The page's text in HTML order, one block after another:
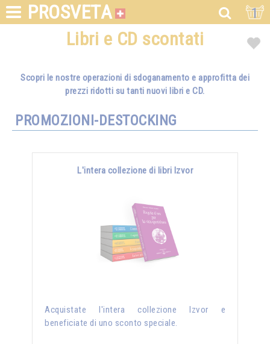
PROSVETA 1
Libri e CD scontati
Scopri le nostre operazioni di sdoganamento e approfitta dei
prezzi ridotti su tanti nuovi libri e CD.
PROMOZIONI-DESTOCKING
L'intera collezione di libri Izvor
Acquistate l'intera collezione Izvor e
beneficiate di uno sconto speciale.